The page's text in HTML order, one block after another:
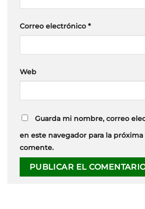
Correo electrónico *
Web
Guarda mi nombre, correo
en este navegador para la próxima
comente.